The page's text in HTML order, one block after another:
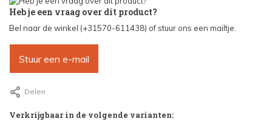
Heb je een vraag over dit product?
Bel naar de winkel (+31570-611438) of stuur ons een mailtje.
Stuur een e-mail
Delen
Verkrijgbaar in de volgende varianten: